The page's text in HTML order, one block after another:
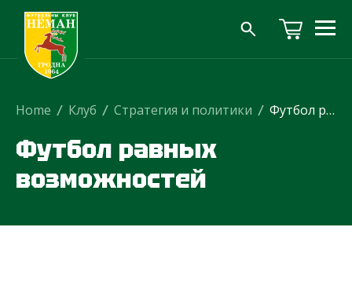
Home / Клуб / Стратегия и политики / Футбол равных возможностей
Футбол равных
возможностей